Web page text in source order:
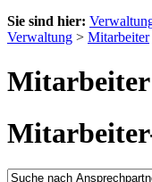
Sie sind hier:
Verwaltung > Mitarbeiter
Mitarbeiter